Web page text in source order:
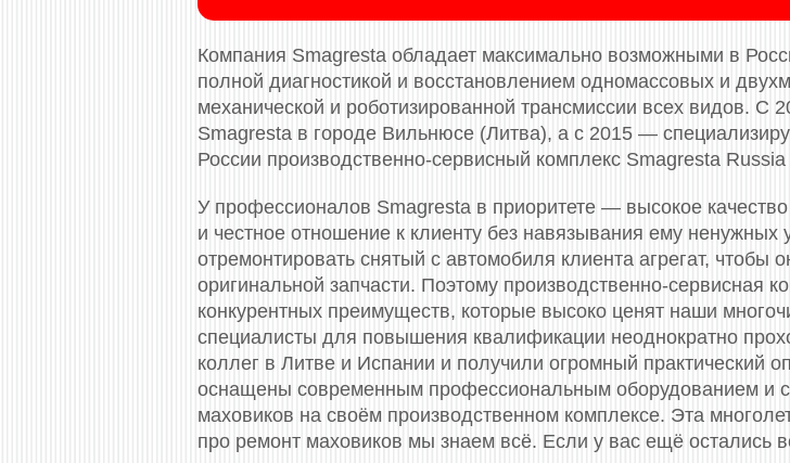
Компания Smagresta обладает максимально возможными в
полной диагностикой и восстановлением одномассовых и
механической и роботизированной трансмиссии всех видов. С
Smagresta в городе Вильнюсе (Литва), а с 2015 —
России производственно-сервисный комплекс Smagresta
У профессионалов Smagresta в приоритете — высокое
и честное отношение к клиенту без навязывания ему ненужных
отремонтировать снятый с автомобиля клиента агрегат, чтобы
оригинальной запчасти. Поэтому производственно-сервисная
конкурентных преимуществ, которые высоко ценят наши
специалисты для повышения квалификации неоднократно
коллег в Литве и Испании и получили огромный практический
оснащены современным профессиональным оборудованием и
маховиков на своём производственном комплексе. Эта
про ремонт маховиков мы знаем всё. Если у вас ещё